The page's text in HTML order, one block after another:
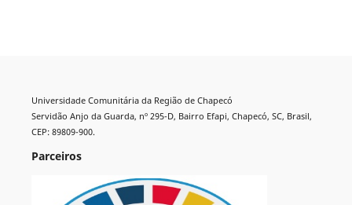
Universidade Comunitária da Região de Chapecó
Servidão Anjo da Guarda, nº 295-D, Bairro Efapi, Chapecó, SC, Brasil,
CEP: 89809-900.
Parceiros